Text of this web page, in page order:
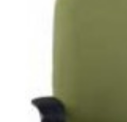
02166716559